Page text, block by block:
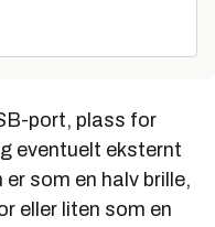
port, plass for
eventuelt eksternt
som en halv brille,
eller liten som en